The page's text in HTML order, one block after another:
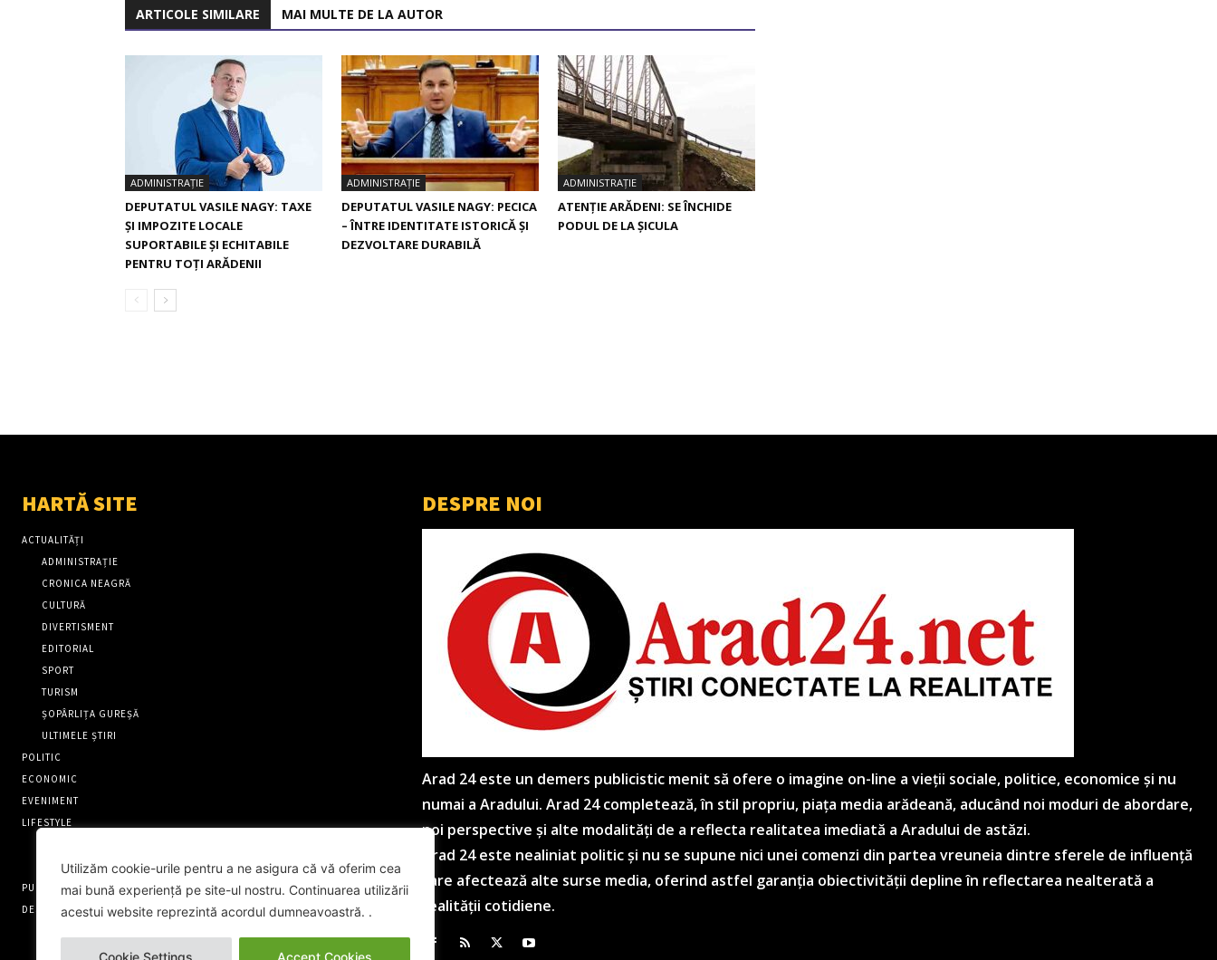
Utilizăm cookie-urile pentru a ne asigura că vă oferim cea
mai bună experiență pe site-ul nostru. Continuarea utilizării
acestui website reprezintă acordul dumneavoastră. .
Cookie Settings Accept Cookies
ARTICOLE SIMILARE MAI MULTE DE LA AUTOR
ADMINISTRAȚIE
DEPUTATUL VASILE NAGY: TAXE
ȘI IMPOZITE LOCALE
SUPORTABILE ȘI ECHITABILE
PENTRU TOȚI ARĂDENII
ADMINISTRAȚIE
DEPUTATUL VASILE NAGY: PECICA
– ÎNTRE IDENTITATE ISTORICĂ ȘI
DEZVOLTARE DURABILĂ
ADMINISTRAȚIE
ATENȚIE ARĂDENI: SE ÎNCHIDE
PODUL DE LA ȘICULA
HARTĂ SITE
ACTUALITĂȚI
ADMINISTRAȚIE
CRONICA NEAGRĂ
CULTURĂ
DIVERTISMENT
EDITORIAL
SPORT
TURISM
ȘOPÂRLIȚA GUREȘĂ
ULTIMELE ȘTIRI
POLITIC
ECONOMIC
EVENIMENT
LIFESTYLE
RECENZII
PUNCT FIX
DESPRE NOI
DESPRE NOI
Arad 24 este un demers publicistic menit să ofere o imagine on-line a vieții sociale, politice, economice și nu
numai a Aradului. Arad 24 completează, în stil propriu, piața media arădeană, aducând noi moduri de abordare,
noi perspective și alte modalități de a reflecta realitatea imediată a Aradului de astăzi.
Arad 24 este nealiniat politic și nu se supune nici unei comenzi din partea vreuneia dintre sferele de influență
care afectează alte surse media, oferind astfel garanția obiectivității depline în reflectarea nealterată a
realității cotidiene.